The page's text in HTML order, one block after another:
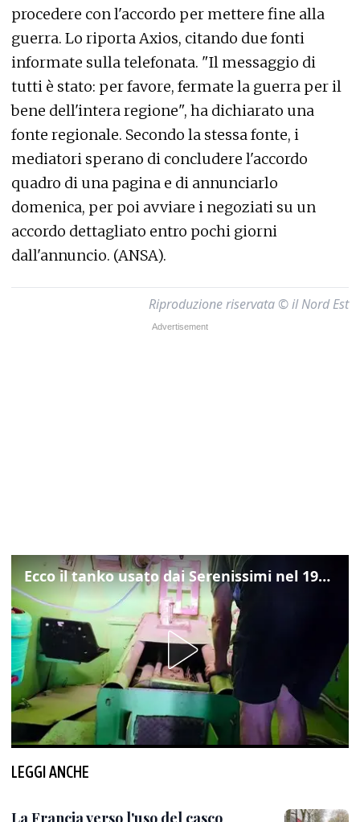
procedere con l'accordo per mettere fine alla
guerra. Lo riporta Axios, citando due fonti
informate sulla telefonata. "Il messaggio di
tutti è stato: per favore, fermate la guerra per il
bene dell'intera regione", ha dichiarato una
fonte regionale. Secondo la stessa fonte, i
mediatori sperano di concludere l'accordo
quadro di una pagina e di annunciarlo
domenica, per poi avviare i negoziati su un
accordo dettagliato entro pochi giorni
dall'annuncio. (ANSA).
Riproduzione riservata © il Nord Est
Ecco il tanko usato dai Serenissimi nel 1997 per il blitz a San Marco
LEGGI ANCHE
La Francia verso l'uso del casco